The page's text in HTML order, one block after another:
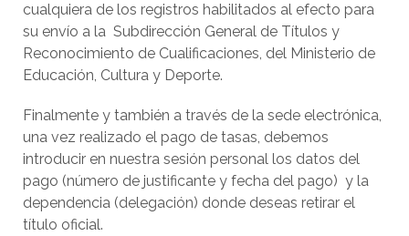
cualquiera de los registros habilitados al efecto para
su envío a la Subdirección General de Títulos y
Reconocimiento de Cualificaciones, del Ministerio de
Educación, Cultura y Deporte.
Finalmente y también a través de la sede electrónica,
una vez realizado el pago de tasas, debemos
introducir en nuestra sesión personal los datos del
pago (número de justificante y fecha del pago) y la
dependencia (delegación) donde deseas retirar el
título oficial.